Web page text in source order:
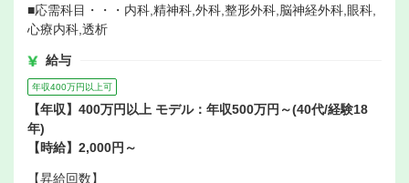
■応需科目・・・内科,精神科,外科,整形外科,脳神経外科,眼科,
心療内科,透析
給与
年収400万円以上可
【年収】400万円以上 モデル：年収500万円～(40代/経験18
年)
【時給】2,000円～
【昇給回数】